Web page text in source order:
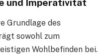
und Imperativität
Grundlage des
sowohl zum
Wohlbefinden bei.